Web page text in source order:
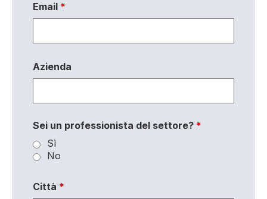
Email *
Azienda
Sei un professionista del settore? *
Sì
No
Città *